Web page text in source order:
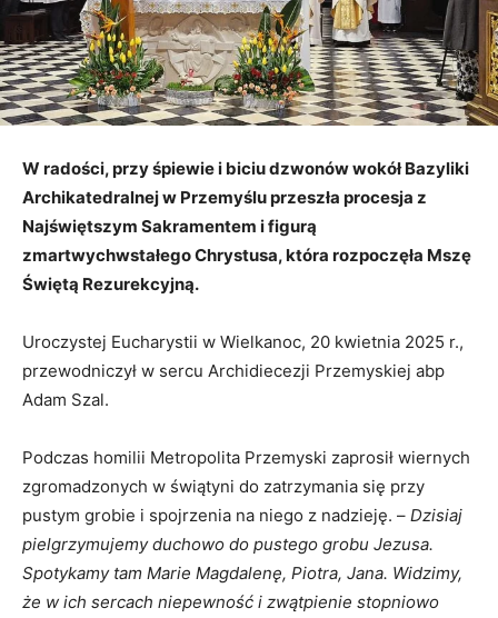
W radości, przy śpiewie i biciu dzwonów wokół Bazyliki
Archikatedralnej w Przemyślu przeszła procesja z
Najświętszym Sakramentem i figurą
zmartwychwstałego Chrystusa, która rozpoczęła Mszę
Świętą Rezurekcyjną.
Uroczystej Eucharystii w Wielkanoc, 20 kwietnia 2025 r.,
przewodniczył w sercu Archidiecezji Przemyskiej abp
Adam Szal.
Podczas homilii Metropolita Przemyski zaprosił wiernych
zgromadzonych w świątyni do zatrzymania się przy
pustym grobie i spojrzenia na niego z nadzieję. – Dzisiaj
pielgrzymujemy duchowo do pustego grobu Jezusa.
Spotykamy tam Marie Magdalenę, Piotra, Jana. Widzimy,
że w ich sercach niepewność i zwątpienie stopniowo